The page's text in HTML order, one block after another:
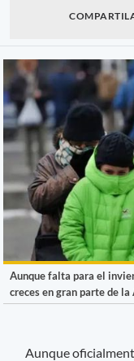
Aunque falta para el
creces en gran parte de
Aunque